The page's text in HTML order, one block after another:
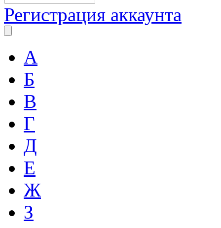
Регистрация аккаунта
А
Б
В
Г
Д
Е
Ж
З